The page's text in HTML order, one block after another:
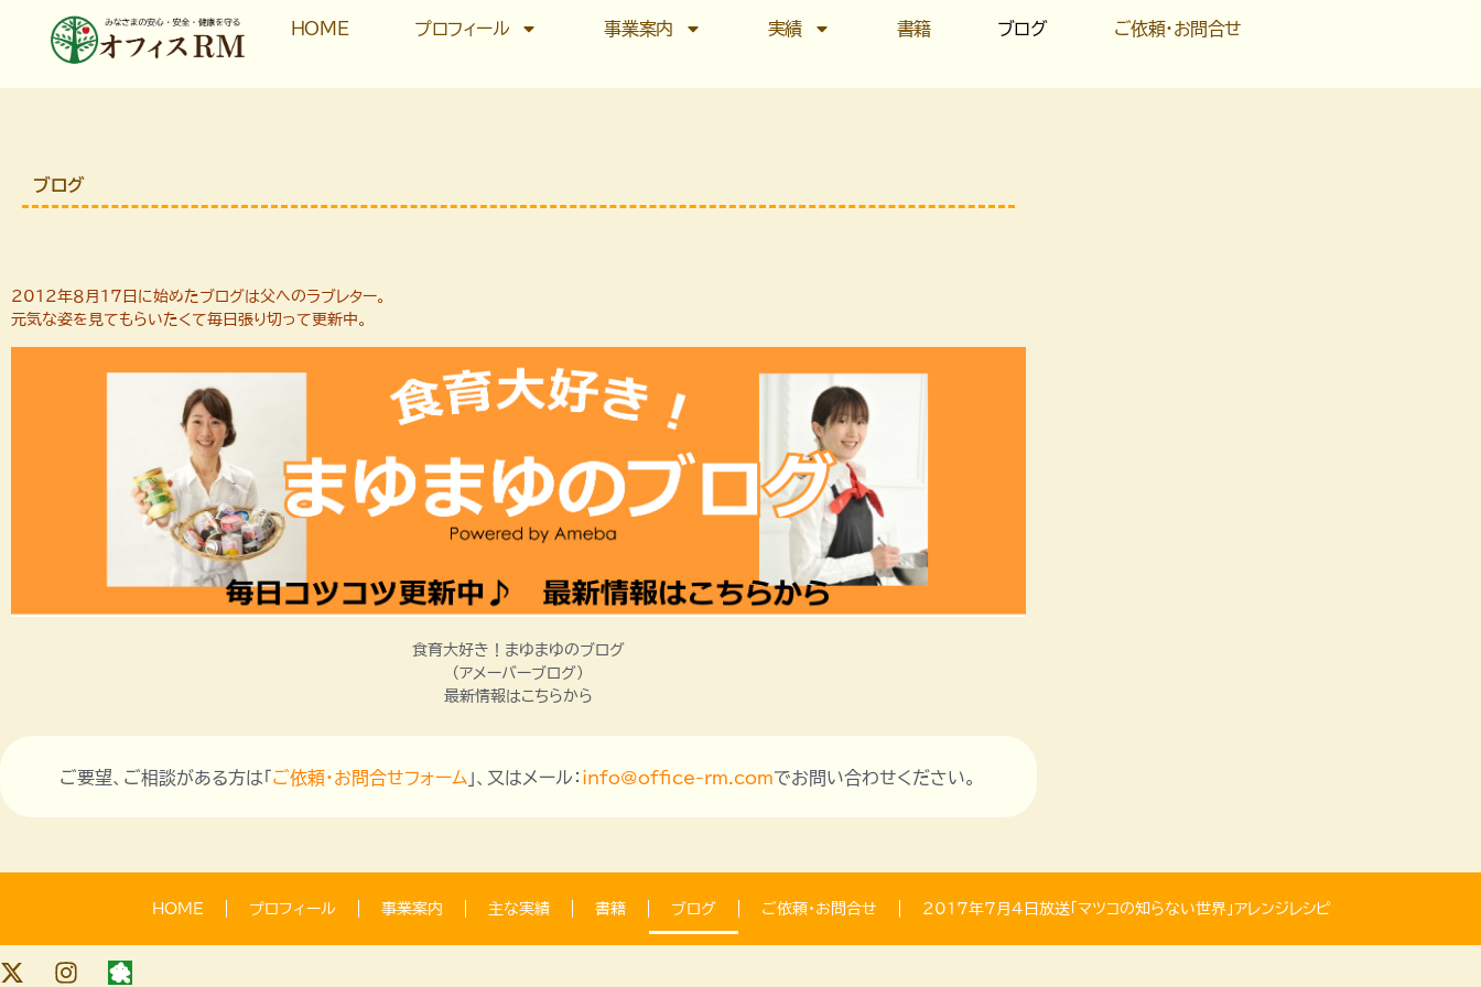
HOME プロフィール 事業案内 実績 書籍 ブログ ご依頼・お問合せ
ブログ
2012年８月17日に始めたブログは父へのラブレター。
元気な姿を見てもらいたくて毎日張り切って更新中。
食育大好き！まゆまゆのブログ
（アメーバーブログ）
最新情報はこちらから
ご要望、ご相談がある方は「 ご依頼・お問合せフォーム 」、又はメール： info@office-rm.comでお問い合わせください。
HOME プロフィール 事業案内 主な実績 書籍 ブログ ご依頼・お問合せ 2017年7月4日放送「マツコの知らない世界」アレンジレシピ